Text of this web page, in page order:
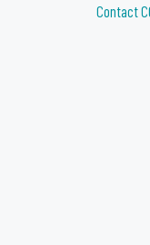
Contact